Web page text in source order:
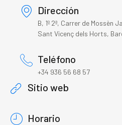
Dirección
B, 1º 2ª, Carrer de Mossèn
Sant Vicenç dels Horts,
Teléfono
+34 936 56 68 57
Sitio web
Horario